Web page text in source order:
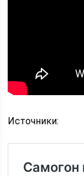
Источники: